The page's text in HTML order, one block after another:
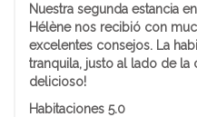
Nuestra segunda estancia
Hélène nos recibió con
excelentes consejos. La
tranquila, justo al lado de la
delicioso!
Habitaciones 5.0